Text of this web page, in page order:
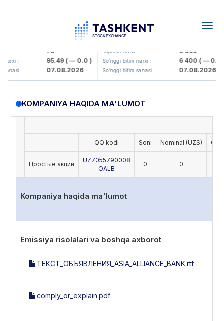
79
: 95.49( — 0.0 )
: 07.08.2026
UZMK (<O'zmetkombinat> AJ)
Yopilish narxi : 6 099
So'nggi bitim narxi : 6 400( — 0.0 )
So'nggi bitim sanasi : 07.08.2026
KOMPANIYA HAQIDA MA'LUMOT
QQ kodi Soni Nominal (UZS)
Простые акции
UZ7055790008
OALB
0 0
Kompaniya haqida ma'lumot
Emissiya risolalari va boshqa axborot
ТЕКСТ_ОБЪЯВЛЕНИЯ_ASIA_ALLIANCE_BANK.rtf
comply_or_explain.pdf